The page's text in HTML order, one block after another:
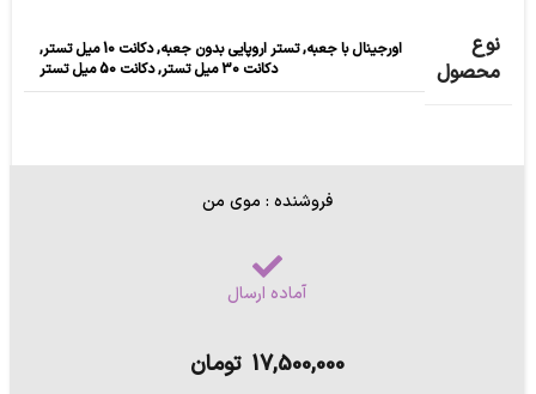
نوع
محصول
اورجینال با جعبه,تستر اروپایی بدون جعبه,دکانت 10 میل تستر
,
دکانت 30 میل تستر
,دکانت 50 میل تستر
فروشنده : موی من
آماده ارسال
17,500,000 تومان